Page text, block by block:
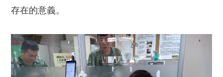
存在的意義。